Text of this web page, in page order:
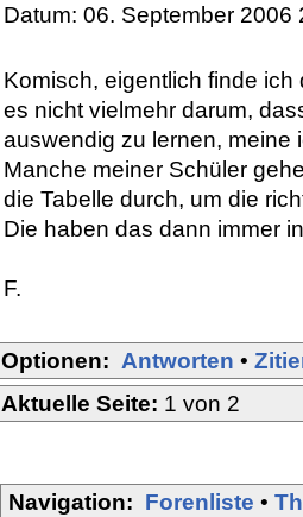
Datum: 06. September 2006
Komisch, eigentlich finde
es nicht vielmehr darum,
auswendig zu lernen, meine
Manche meiner Schüler
die Tabelle durch, um die
Die haben das dann immer
F.
Optionen: Antworten •
Aktuelle Seite: 1 von 2
Navigation: Forenliste •